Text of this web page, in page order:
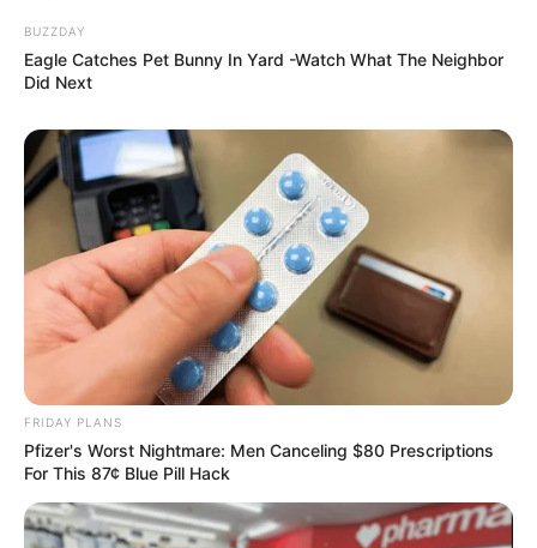
BUZZDAY
Eagle Catches Pet Bunny In Yard -Watch What The Neighbor
Did Next
FRIDAY PLANS
Pfizer's Worst Nightmare: Men Canceling $80 Prescriptions
For This 87¢ Blue Pill Hack